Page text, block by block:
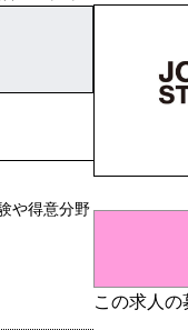
や得意分野
この求人の